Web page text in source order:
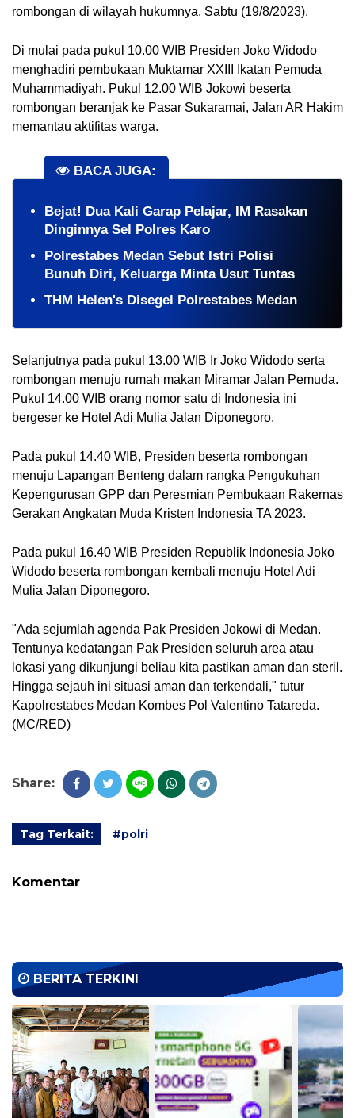
rombongan di wilayah hukumnya, Sabtu (19/8/2023).
Di mulai pada pukul 10.00 WIB Presiden Joko Widodo
menghadiri pembukaan Muktamar XXIII Ikatan Pemuda
Muhammadiyah. Pukul 12.00 WIB Jokowi beserta
rombongan beranjak ke Pasar Sukaramai, Jalan AR Hakim
memantau aktifitas warga.
BACA JUGA:
​Bejat! Dua Kali Garap Pelajar, IM Rasakan
Dinginnya Sel Polres Karo
Polrestabes Medan Sebut Istri Polisi
Bunuh Diri, Keluarga Minta Usut Tuntas
THM Helen's Disegel Polrestabes Medan
Selanjutnya pada pukul 13.00 WIB Ir Joko Widodo serta
rombongan menuju rumah makan Miramar Jalan Pemuda.
Pukul 14.00 WIB orang nomor satu di Indonesia ini
bergeser ke Hotel Adi Mulia Jalan Diponegoro.
Pada pukul 14.40 WIB, Presiden beserta rombongan
menuju Lapangan Benteng dalam rangka Pengukuhan
Kepengurusan GPP dan Peresmian Pembukaan Rakernas
Gerakan Angkatan Muda Kristen Indonesia TA 2023.
Pada pukul 16.40 WIB Presiden Republik Indonesia Joko
Widodo beserta rombongan kembali menuju Hotel Adi
Mulia Jalan Diponegoro.
"Ada sejumlah agenda Pak Presiden Jokowi di Medan.
Tentunya kedatangan Pak Presiden seluruh area atau
lokasi yang dikunjungi beliau kita pastikan aman dan steril.
Hingga sejauh ini situasi aman dan terkendali," tutur
Kapolrestabes Medan Kombes Pol Valentino Tatareda.
(MC/RED)
Share:
Tag Terkait: #polri
Komentar
BERITA TERKINI